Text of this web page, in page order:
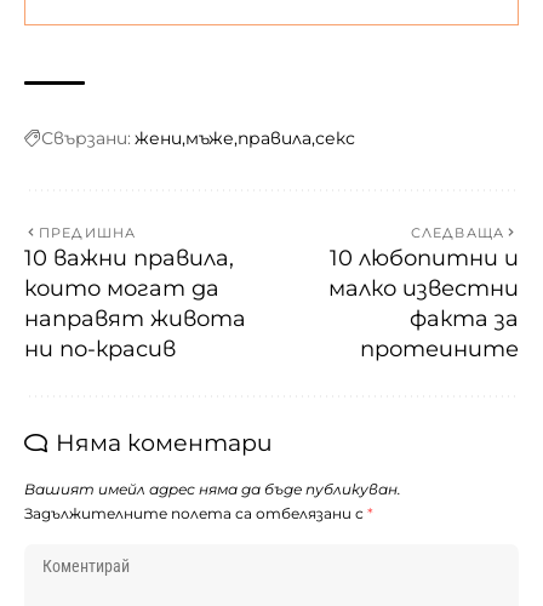
Свързани: жени мъже правила секс
ПРЕДИШНА
10 важни правила,
които могат да
направят живота
ни по-красив
СЛЕДВАЩА
10 любопитни и
малко известни
факта за
протеините
Няма коментари
Вашият имейл адрес няма да бъде публикуван.
Задължителните полета са отбелязани с *